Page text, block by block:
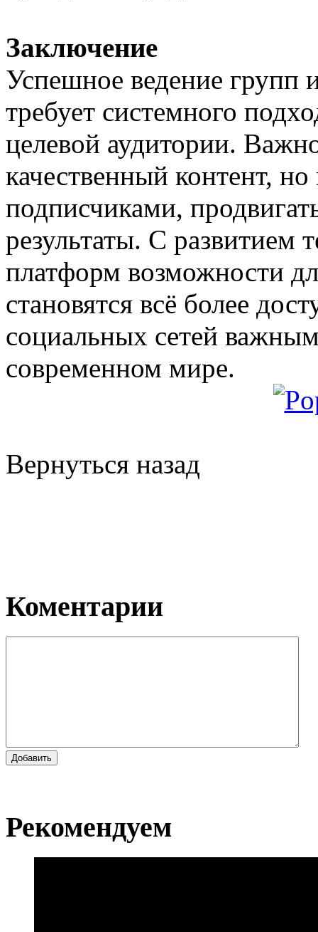
Заключение
Успешное ведение групп
требует системного
целевой аудитории.
качественный контент,
подписчиками,
результаты. С развитием
платформ возможности
становятся всё более
социальных сетей
современном мире.
Вернуться назад
Коментарии
Добавить
Рекомендуем